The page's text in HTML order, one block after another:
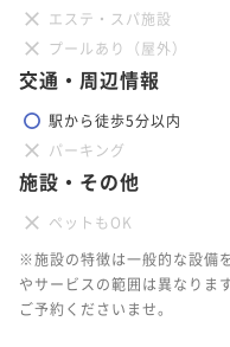
素泊まり 現地決済可
IN
ポイントアップ
き）
朝食付き 現地決済可 事前
エステ・スパ施設
プールあり（屋外）
交通・周辺情報
駅から徒歩5分以内
パーキング
施設・その他
ペットもOK
※施設の特徴は一般的な設備
やサービスの範囲は異なりま
ご予約くださいませ。